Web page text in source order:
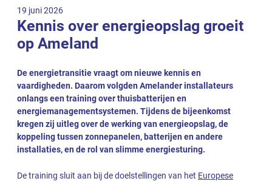
19 juni 2026
Kennis over energieopslag groeit
op Ameland
De energietransitie vraagt om nieuwe kennis en
vaardigheden. Daarom volgden Amelander installateurs
onlangs een training over thuisbatterijen en
energiemanagementsystemen. Tijdens de bijeenkomst
kregen zij uitleg over de werking van energieopslag, de
koppeling tussen zonnepanelen, batterijen en andere
installaties, en de rol van slimme energiesturing.
De training sluit aan bij de doelstellingen van het Europese